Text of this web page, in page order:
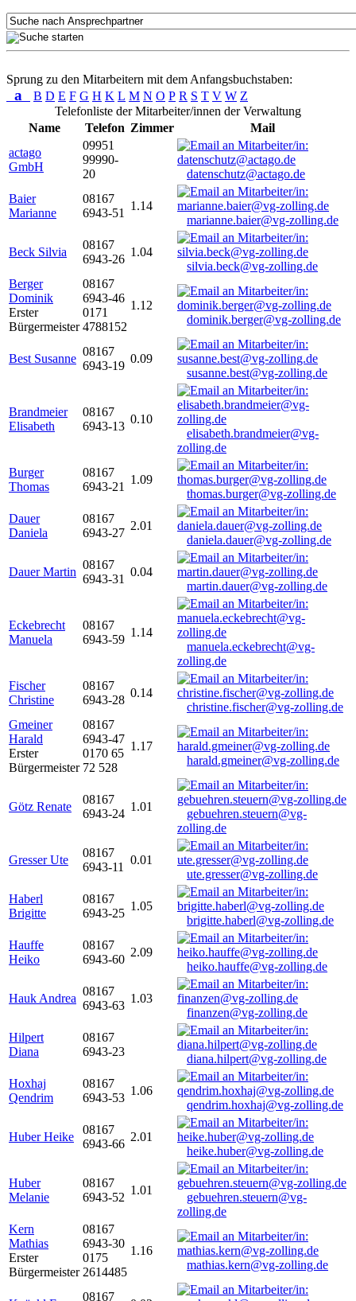
Sprung zu den Mitarbeitern mit dem Anfangsbuchstaben:
a B D E F G H K L M N O P R S T V W Z
Telefonliste der Mitarbeiter/innen der Verwaltung
Name
Telefon Zimmer
Mail
actago
GmbH
09951
99990-
20
datenschutz@actago.de
Baier
Marianne
08167
6943-51
1.14
marianne.baier@vg-zolling.de
Beck Silvia
08167
6943-26
1.04
silvia.beck@vg-zolling.de
Berger
Dominik
Erster
Bürgermeister
08167
6943-46
0171
4788152
1.12
dominik.berger@vg-zolling.de
Best Susanne
08167
6943-19
0.09
susanne.best@vg-zolling.de
Brandmeier
Elisabeth
08167
6943-13
0.10
elisabeth.brandmeier@vg-
zolling.de
Burger
Thomas
08167
6943-21
1.09
thomas.burger@vg-zolling.de
Dauer
Daniela
08167
6943-27
2.01
daniela.dauer@vg-zolling.de
Dauer Martin
08167
6943-31
0.04
martin.dauer@vg-zolling.de
Eckebrecht
Manuela
08167
6943-59
1.14
manuela.eckebrecht@vg-
zolling.de
Fischer
Christine
08167
6943-28
0.14
christine.fischer@vg-zolling.de
Gmeiner
Harald
Erster
Bürgermeister
08167
6943-47
0170 65
72 528
1.17
harald.gmeiner@vg-zolling.de
Götz Renate
08167
6943-24
1.01
gebuehren.steuern@vg-
zolling.de
Gresser Ute
08167
6943-11
0.01
ute.gresser@vg-zolling.de
Haberl
Brigitte
08167
6943-25
1.05
brigitte.haberl@vg-zolling.de
Hauffe
Heiko
08167
6943-60
2.09
heiko.hauffe@vg-zolling.de
Hauk Andrea
08167
6943-63
1.03
finanzen@vg-zolling.de
Hilpert
Diana
08167
6943-23
diana.hilpert@vg-zolling.de
Hoxhaj
Qendrim
08167
6943-53
1.06
qendrim.hoxhaj@vg-zolling.de
Huber Heike
08167
6943-66
2.01
heike.huber@vg-zolling.de
Huber
Melanie
08167
6943-52
1.01
gebuehren.steuern@vg-
zolling.de
Kern
Mathias
Erster
Bürgermeister
08167
6943-30
0175
2614485
1.16
mathias.kern@vg-zolling.de
08167